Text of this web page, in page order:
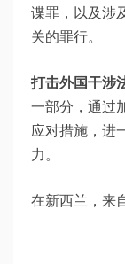
谍罪，以及涉
关的罪行。
打击外国干涉
一部分，通过
应对措施，进
力。
在新西兰，来